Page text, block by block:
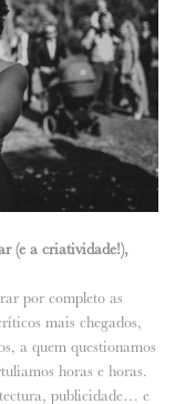
(e a criatividade!),
por completo as
mais chegados,
a quem questionamos
horas e horas.
publicidade… e